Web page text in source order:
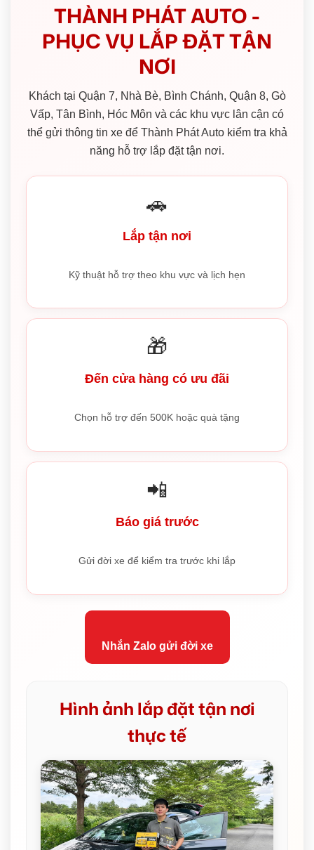
THÀNH PHÁT AUTO -
PHỤC VỤ LẮP ĐẶT TẬN
NƠI
Khách tại Quận 7, Nhà Bè, Bình Chánh, Quận 8, Gò
Vấp, Tân Bình, Hóc Môn và các khu vực lân cận có
thể gửi thông tin xe để Thành Phát Auto kiểm tra khả
năng hỗ trợ lắp đặt tận nơi.
🚗
Lắp tận nơi
Kỹ thuật hỗ trợ theo khu vực và lịch hẹn
🎁
Đến cửa hàng có ưu đãi
Chọn hỗ trợ đến 500K hoặc quà tặng
📲
Báo giá trước
Gửi đời xe để kiểm tra trước khi lắp
Nhắn Zalo gửi đời xe
Hình ảnh lắp đặt tận nơi
thực tế